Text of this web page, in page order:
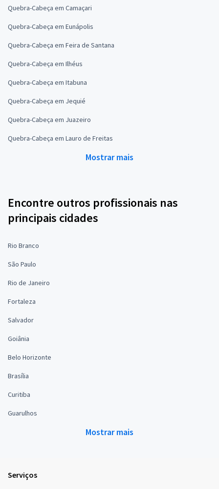
Quebra-Cabeça em Camaçari
Quebra-Cabeça em Eunápolis
Quebra-Cabeça em Feira de Santana
Quebra-Cabeça em Ilhéus
Quebra-Cabeça em Itabuna
Quebra-Cabeça em Jequié
Quebra-Cabeça em Juazeiro
Quebra-Cabeça em Lauro de Freitas
Mostrar mais
Encontre outros profissionais nas
principais cidades
Rio Branco
São Paulo
Rio de Janeiro
Fortaleza
Salvador
Goiânia
Belo Horizonte
Brasília
Curitiba
Guarulhos
Mostrar mais
Serviços